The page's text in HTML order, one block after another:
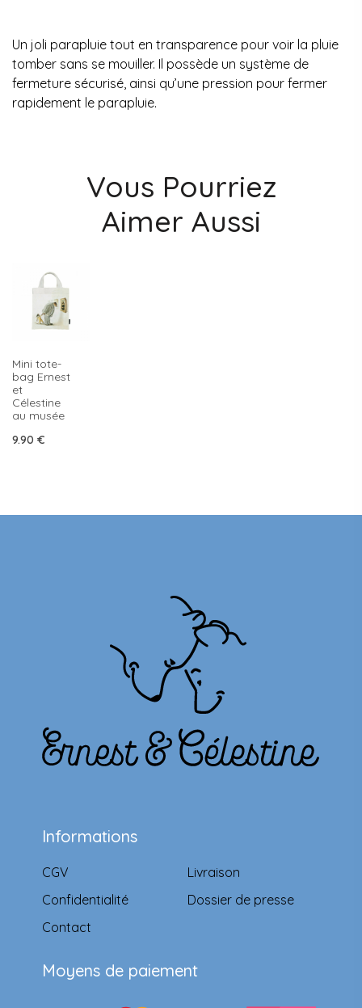
Un joli parapluie tout en transparence pour voir la pluie
tomber sans se mouiller. Il possède un système de
fermeture sécurisé, ainsi qu’une pression pour fermer
rapidement le parapluie.
Vous Pourriez
Aimer Aussi
Mini tote-
bag Ernest
et
Célestine
au musée
9.90 €
Informations
CGV
Confidentialité
Contact
Livraison
Dossier de presse
Moyens de paiement